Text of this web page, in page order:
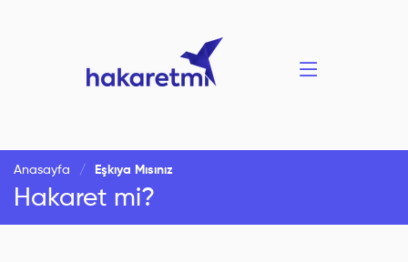
Anasayfa Eşkıya Mısınız
Hakaret mi?